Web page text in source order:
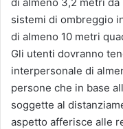
sistemi di ombreggio
di almeno 10 metri
Gli utenti dovranno
interpersonale di
persone che in base
soggette al
aspetto afferisce alle